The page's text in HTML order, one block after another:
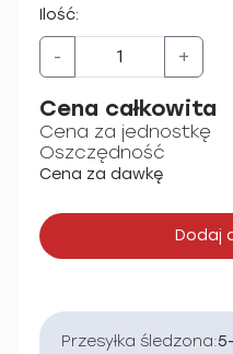
Ilość:
- +
Cena całkowita
Cena za jednostkę
Oszczędność
Cena za dawkę
Dodaj
Przesyłka śledzona: